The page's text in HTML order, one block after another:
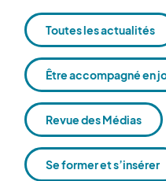
Toutes les actualités
Être accompagné en
Revue des Médias
Se former et s’insérer